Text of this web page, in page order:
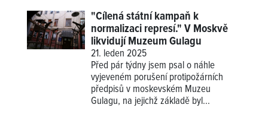
"Cílená státní kampaň k
normalizaci represí." V Moskvě
likvidují Muzeum Gulagu
21. leden 2025
Před pár týdny jsem psal o náhle
vyjeveném porušení protipožárních
předpisů v moskevském Muzeu
Gulagu, na jejichž základě byl...